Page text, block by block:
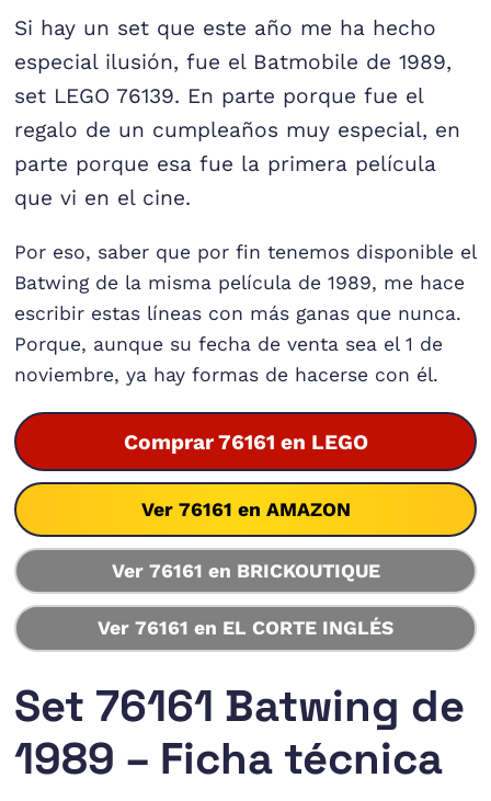
Si hay un set que este año me ha hecho
especial ilusión, fue el Batmobile de 1989,
set LEGO 76139. En parte porque fue el
regalo de un cumpleaños muy especial, en
parte porque esa fue la primera película
que vi en el cine.
Por eso, saber que por fin tenemos disponible el
Batwing de la misma película de 1989, me hace
escribir estas líneas con más ganas que nunca.
Porque, aunque su fecha de venta sea el 1 de
noviembre, ya hay formas de hacerse con él.
Comprar 76161 en LEGO
Ver 76161 en AMAZON
Ver 76161 en BRICKOUTIQUE
Ver 76161 en EL CORTE INGLÉS
Set 76161 Batwing de
1989 – Ficha técnica